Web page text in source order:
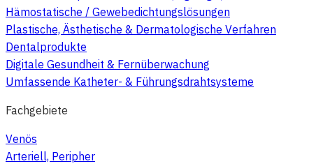
Hämostatische / Gewebedichtungslösungen
Plastische, Ästhetische & Dermatologische Verfahren
Dentalprodukte
Digitale Gesundheit & Fernüberwachung
Umfassende Katheter- & Führungsdrahtsysteme
Fachgebiete
Venös
Arteriell, Peripher